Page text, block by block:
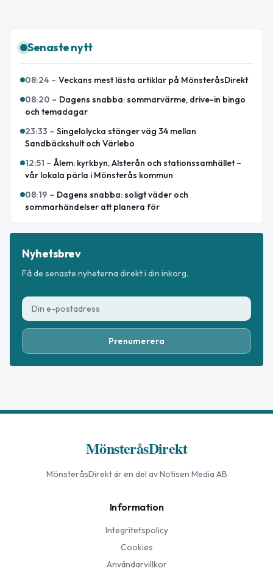
Senaste nytt
08:24 – Veckans mest lästa artiklar på MönsteråsDirekt
08:20 – Dagens snabba: sommarvärme, drive-in bingo
och temadagar
23:33 – Singelolycka stänger väg 34 mellan
Sandbäckshult och Värlebo
12:51 – Ålem: kyrkbyn, Alsterån och stationssamhället –
vår lokala pärla i Mönsterås kommun
08:19 – Dagens snabba: soligt väder och
sommarhändelser att planera för
Nyhetsbrev
Få de senaste nyheterna direkt i din inkorg.
Prenumerera
MönsteråsDirekt
MönsteråsDirektär en del av Notisen Media AB
Information
Integritetspolicy
Cookies
Användarvillkor